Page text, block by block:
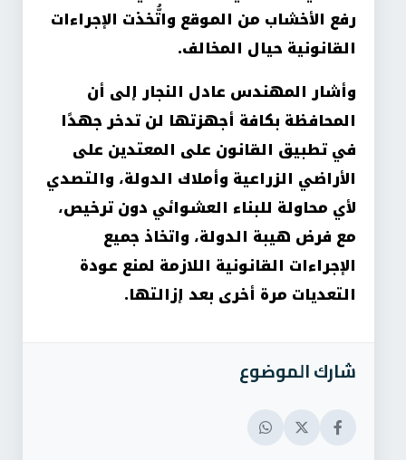
رفع الأخشاب من الموقع واتُّخذت الإجراءات
القانونية حيال المخالف.
وأشار المهندس عادل النجار إلى أن
المحافظة بكافة أجهزتها لن تدخر جهدًا
في تطبيق القانون على المعتدين على
الأراضي الزراعية وأملاك الدولة، والتصدي
لأي محاولة للبناء العشوائي دون ترخيص،
مع فرض هيبة الدولة، واتخاذ جميع
الإجراءات القانونية اللازمة لمنع عودة
التعديات مرة أخرى بعد إزالتها.
شارك الموضوع